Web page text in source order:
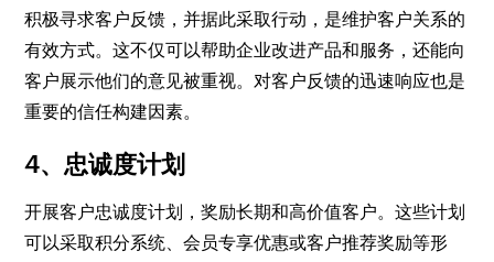
积极寻求客户反馈，并据此采取行动，是维护客户关系的
有效方式。这不仅可以帮助企业改进产品和服务，还能向
客户展示他们的意见被重视。对客户反馈的迅速响应也是
重要的信任构建因素。
4、忠诚度计划
开展客户忠诚度计划，奖励长期和高价值客户。这些计划
可以采取积分系统、会员专享优惠或客户推荐奖励等形